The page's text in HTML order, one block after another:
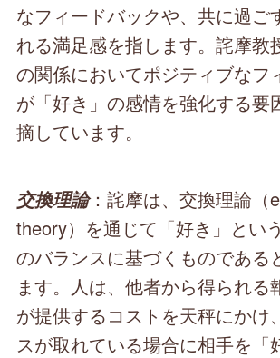
なフィードバックや、共に過ご
れる満足感を指します。詫摩教
の関係においてポジティブなフ
が「好き」の感情を強化する要
摘しています。
交換理論：詫摩は、交換理論（
theory）を通じて「好き」とい
のバランスに基づくものである
ます。人は、他者から得られる
が提供するコストを天秤にかけ
スが取れている場合に相手を「